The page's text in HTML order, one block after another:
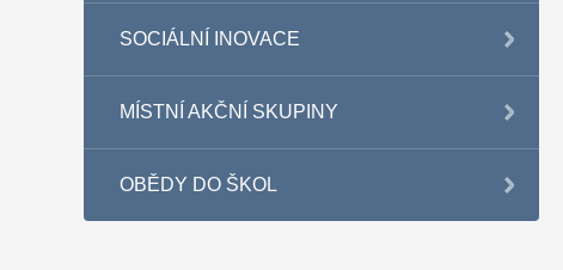
SOCIÁLNÍ INOVACE
MÍSTNÍ AKČNÍ SKUPINY
OBĚDY DO ŠKOL